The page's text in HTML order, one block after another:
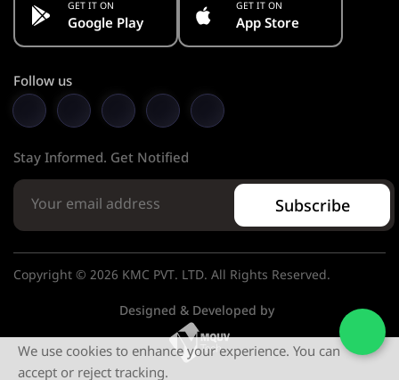
GET IT ON
Google Play
GET IT ON
App Store
Follow us
Stay Informed. Get Notified
Subscribe
Copyright © 2026 KMC PVT. LTD. All Rights Reserved.
Designed & Developed by
We use cookies to enhance your experience. You can
accept or reject tracking.